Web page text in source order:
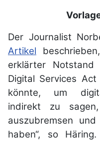
Der Journalist
Artikel
erklärter Notstand
Digital Services
könnte, um
indirekt zu
auszubremsen
haben“, so